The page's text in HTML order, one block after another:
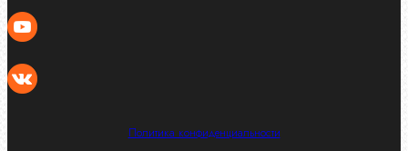
Политика конфиденциальности